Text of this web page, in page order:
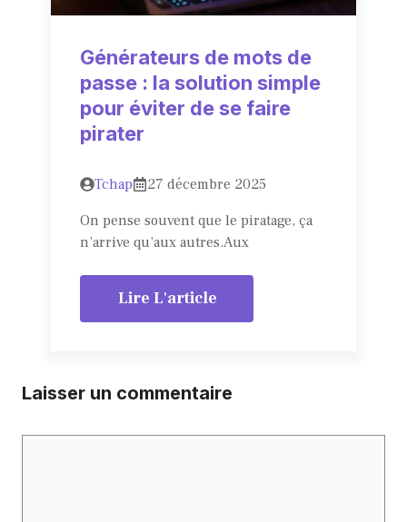
Générateurs de mots de
passe : la solution simple
pour éviter de se faire
pirater
Tchap
27 décembre 2025
On pense souvent que le piratage, ça
n’arrive qu’aux autres.Aux
Lire L'article
Laisser un commentaire